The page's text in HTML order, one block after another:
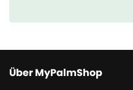
Über MyPalmShop